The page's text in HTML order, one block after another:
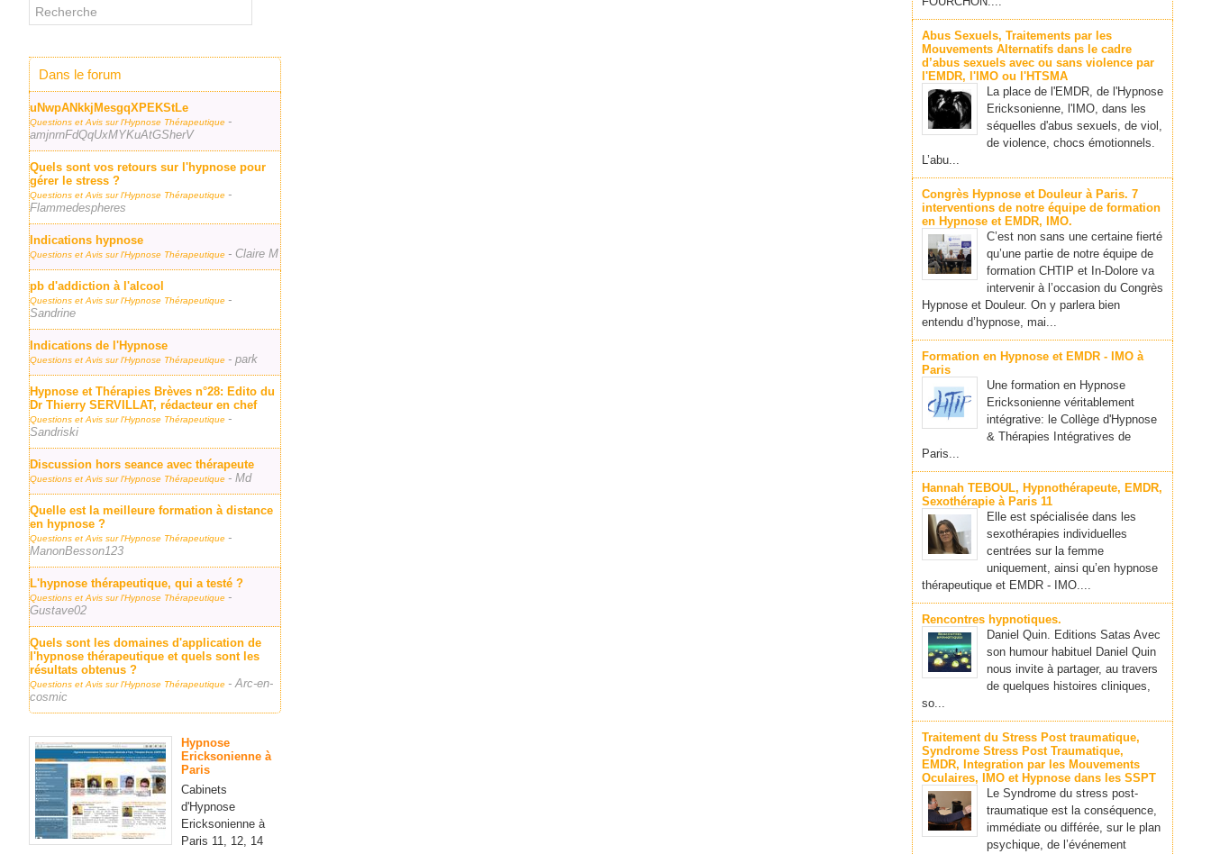
Dans le forum
uNwpANkkjMesgqXPEKStLe
Questions et Avis sur l'Hypnose Thérapeutique -
amjnrnFdQqUxMYKuAtGSherV
Quels sont vos retours sur l'hypnose pour
gérer le stress ?
Questions et Avis sur l'Hypnose Thérapeutique -
Flammedespheres
Indications hypnose
Questions et Avis sur l'Hypnose Thérapeutique - Claire M
pb d'addiction à l'alcool
Questions et Avis sur l'Hypnose Thérapeutique -
Sandrine
Indications de l'Hypnose
Questions et Avis sur l'Hypnose Thérapeutique - park
Hypnose et Thérapies Brèves n°28: Edito du
Dr Thierry SERVILLAT, rédacteur en chef
Questions et Avis sur l'Hypnose Thérapeutique -
Sandriski
Discussion hors seance avec thérapeute
Questions et Avis sur l'Hypnose Thérapeutique - Md
Quelle est la meilleure formation à distance
en hypnose ?
Questions et Avis sur l'Hypnose Thérapeutique -
ManonBesson123
L'hypnose thérapeutique, qui a testé ?
Questions et Avis sur l'Hypnose Thérapeutique -
Gustave02
Quels sont les domaines d'application de
l'hypnose thérapeutique et quels sont les
résultats obtenus ?
Questions et Avis sur l'Hypnose Thérapeutique - Arc-en-
cosmic
Hypnose
Ericksonienne à
Paris
Cabinets
d'Hypnose
Ericksonienne à
Paris 11, 12, 14
Abus Sexuels, Traitements par les
Mouvements Alternatifs dans le cadre
d’abus sexuels avec ou sans violence par
l'EMDR, l'IMO ou l'HTSMA
La place de l'EMDR, de l'Hypnose
Ericksonienne, l'IMO, dans les
séquelles d'abus sexuels, de viol,
de violence, chocs émotionnels.
L’abu...
Congrès Hypnose et Douleur à Paris. 7
interventions de notre équipe de formation
en Hypnose et EMDR, IMO.
C’est non sans une certaine fierté
qu’une partie de notre équipe de
formation CHTIP et In-Dolore va
intervenir à l’occasion du Congrès
Hypnose et Douleur. On y parlera bien
entendu d’hypnose, mai...
Formation en Hypnose et EMDR - IMO à
Paris
Une formation en Hypnose
Ericksonienne véritablement
intégrative: le Collège d'Hypnose
& Thérapies Intégratives de
Paris...
Hannah TEBOUL, Hypnothérapeute, EMDR,
Sexothérapie à Paris 11
Elle est spécialisée dans les
sexothérapies individuelles
centrées sur la femme
uniquement, ainsi qu’en hypnose
thérapeutique et EMDR - IMO....
Rencontres hypnotiques.
Daniel Quin. Editions Satas Avec
son humour habituel Daniel Quin
nous invite à partager, au travers
de quelques histoires cliniques,
so...
Traitement du Stress Post traumatique,
Syndrome Stress Post Traumatique,
EMDR, Integration par les Mouvements
Oculaires, IMO et Hypnose dans les SSPT
Le Syndrome du stress post-
traumatique est la conséquence,
immédiate ou différée, sur le plan
psychique, de l’événement